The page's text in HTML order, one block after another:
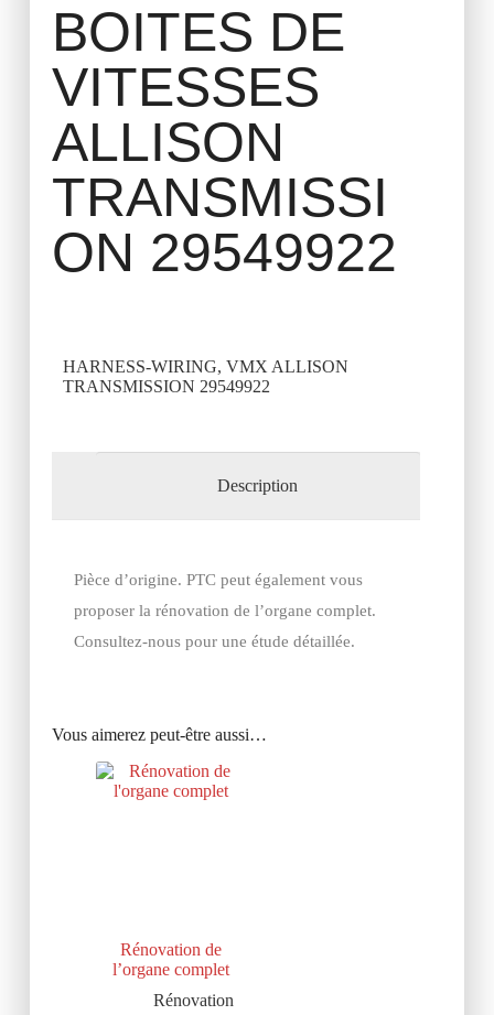
BOITES DE
VITESSES
ALLISON
TRANSMISSI
ON 29549922
HARNESS-WIRING, VMX ALLISON
TRANSMISSION 29549922
Description
Pièce d’origine. PTC peut également vous
proposer la rénovation de l’organe complet.
Consultez-nous pour une étude détaillée.
Vous aimerez peut-être aussi…
Rénovation de
l’organe complet
Rénovation